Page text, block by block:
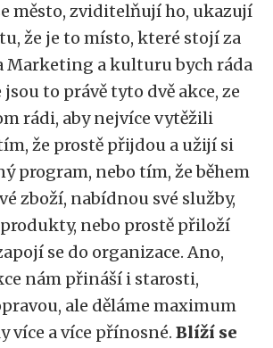
město, zviditelňují ho, ukazují
že je to místo, které stojí za
Marketing a kulturu bych ráda
to právě tyto dvě akce, ze
rádi, aby nejvíce vytěžili
že prostě přijdou a užijí si
program, nebo tím, že během
zboží, nabídnou své služby,
nebo prostě přiloží
se do organizace. Ano,
nám přináší i starosti,
ale děláme maximum
více a více přínosné. Blíží se